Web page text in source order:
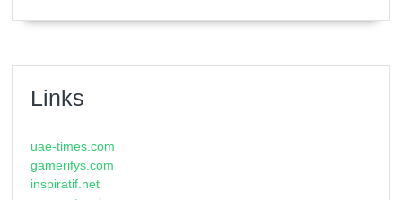
Links
uae-times.com
gamerifys.com
inspiratif.net